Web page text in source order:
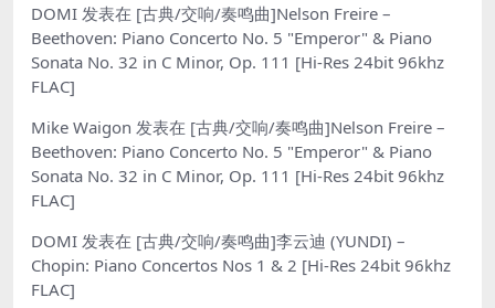
DOMI 发表在 [古典/交响/奏鸣曲]Nelson Freire –
Beethoven: Piano Concerto No. 5 "Emperor" & Piano
Sonata No. 32 in C Minor, Op. 111 [Hi-Res 24bit 96khz
FLAC]
Mike Waigon 发表在 [古典/交响/奏鸣曲]Nelson Freire –
Beethoven: Piano Concerto No. 5 "Emperor" & Piano
Sonata No. 32 in C Minor, Op. 111 [Hi-Res 24bit 96khz
FLAC]
DOMI 发表在 [古典/交响/奏鸣曲]李云迪 (YUNDI) –
Chopin: Piano Concertos Nos 1 & 2 [Hi-Res 24bit 96khz
FLAC]